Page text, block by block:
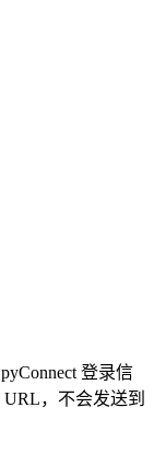
登录信
，不会发送到